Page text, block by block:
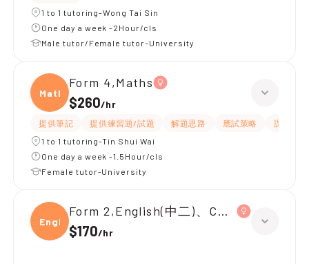
1 to 1 tutoring-Wong Tai Sin
One day a week -2Hour/cls
Male tutor/Female tutor-University
Maths
Form 4,Maths
$260/hr
提供筆記 提供練習題/試題 解題思路 應試策略
課程設計
1 to 1 tutoring-Tin Shui Wai
One day a week -1.5Hour/cls
Female tutor-University
Engli
Form 2,English(中二)、Chinese(中二)
$170/hr